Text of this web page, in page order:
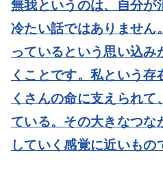
無我というのは、自分が
冷たい話ではありません
っているという思い込み
くことです。私という存
くさんの命に支えられ
ている。その大きなつな
していく感覚に近いもの